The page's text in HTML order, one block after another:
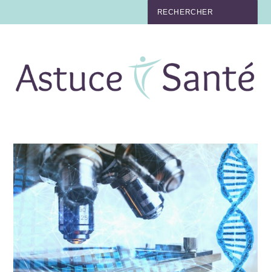
TABAC
NUTRITION
MÉDECINE
MÉDECINE DOUCE
BIEN-ÊTRE